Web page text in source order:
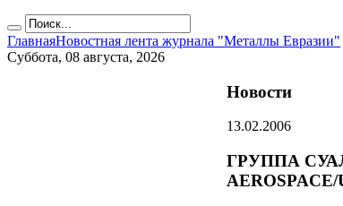
ГлавнаяНовостная лента журнала "Металлы Евразии"
Суббота, 08 августа, 2026
Новости
13.02.2006
ГРУППА